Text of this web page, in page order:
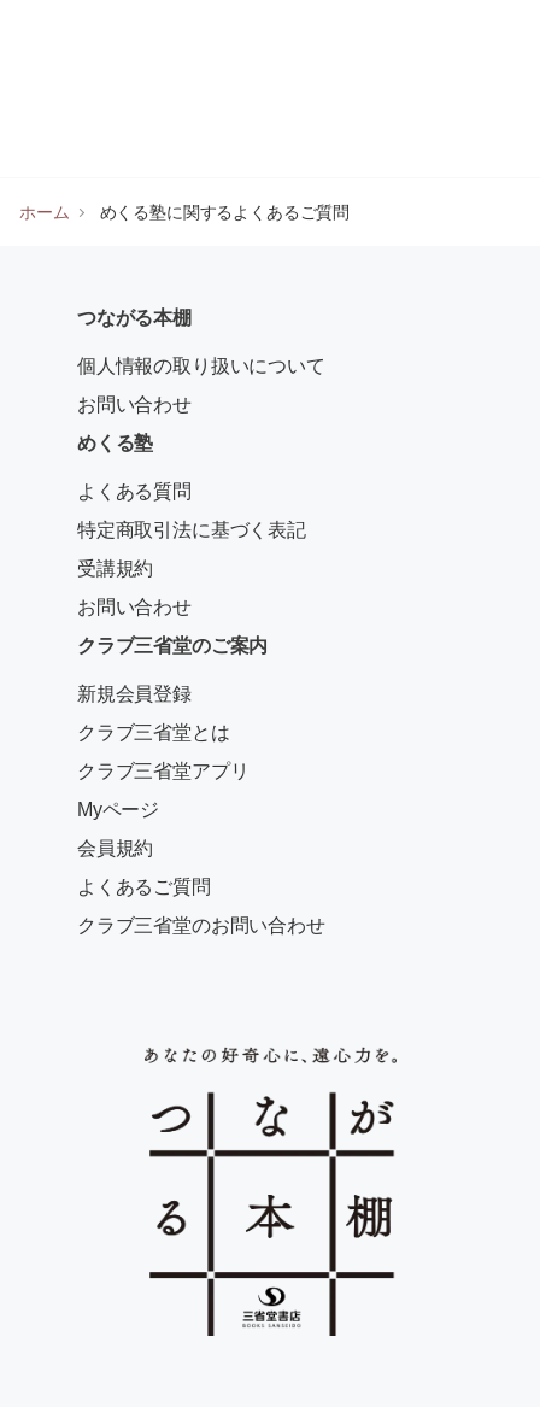
ホーム めくる塾に関するよくあるご質問
つながる本棚
個人情報の取り扱いについて
お問い合わせ
めくる塾
よくある質問
特定商取引法に基づく表記
受講規約
お問い合わせ
クラブ三省堂のご案内
新規会員登録
クラブ三省堂とは
クラブ三省堂アプリ
Myページ
会員規約
よくあるご質問
クラブ三省堂のお問い合わせ